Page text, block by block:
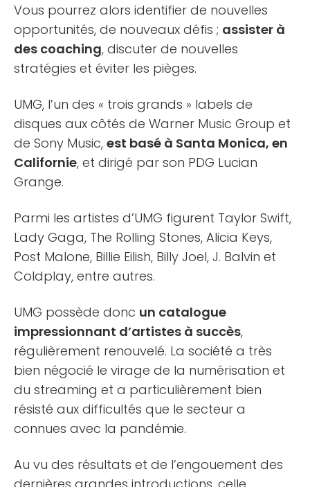
Vous pourrez alors identifier de nouvelles
opportunités, de nouveaux défis ; assister à
des coaching, discuter de nouvelles
stratégies et éviter les pièges.
UMG, l’un des « trois grands » labels de
disques aux côtés de Warner Music Group et
de Sony Music, est basé à Santa Monica, en
Californie, et dirigé par son PDG Lucian
Grange.
Parmi les artistes d’UMG figurent Taylor Swift,
Lady Gaga, The Rolling Stones, Alicia Keys,
Post Malone, Billie Eilish, Billy Joel, J. Balvin et
Coldplay, entre autres.
UMG possède donc un catalogue
impressionnant d’artistes à succès,
régulièrement renouvelé. La société a très
bien négocié le virage de la numérisation et
du streaming et a particulièrement bien
résisté aux difficultés que le secteur a
connues avec la pandémie.
Au vu des résultats et de l’engouement des